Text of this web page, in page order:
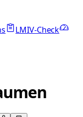
LMIV-Check